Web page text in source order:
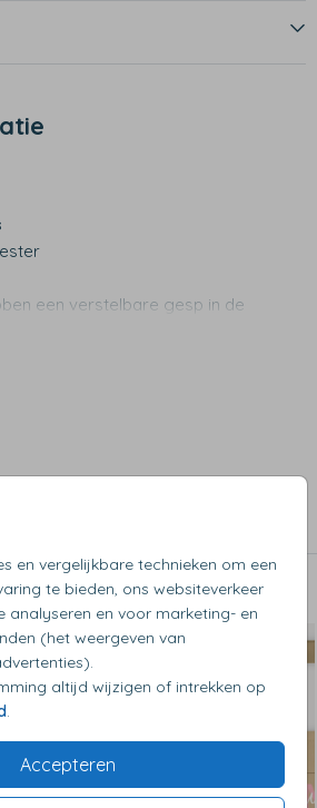
en vergelijkbare technieken om een
te bieden, ons websiteverkeer
analyseren en voor marketing- en
(het weergeven van
altijd wijzigen of intrekken op
.
Accepteren
een verstelbare gesp in de
wasdroger
x 70 cm
x 100 x cm
ook leuk